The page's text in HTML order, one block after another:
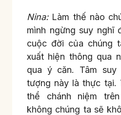
Nina:Làm thế nào
mình ngừng suy nghĩ
cuộc đời của chúng
xuất hiện thông qua
qua ý căn. Tâm
tượng này là thực tại.
thể chánh niệm
không chúng ta sẽ